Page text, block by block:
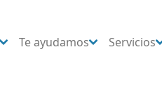
Te ayudamos Servicios